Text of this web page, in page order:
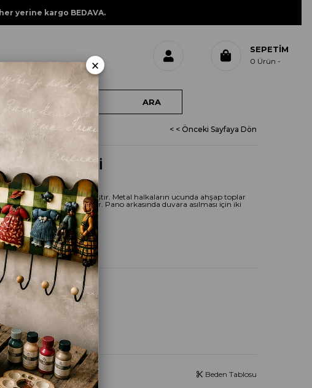
yerine kargo BEDAVA.
SEPETIM
0 Ürün
ASKILIK < < Önceki Sayfaya Dön
KIZ ELBİSELİ
ASKILIK
18mm mdf den yapılmıştır. Metal halkaların ucunda ahşap toplar
el boyamadır. Pano arkasında duvara asılması için iki
Beden Tablosu
×